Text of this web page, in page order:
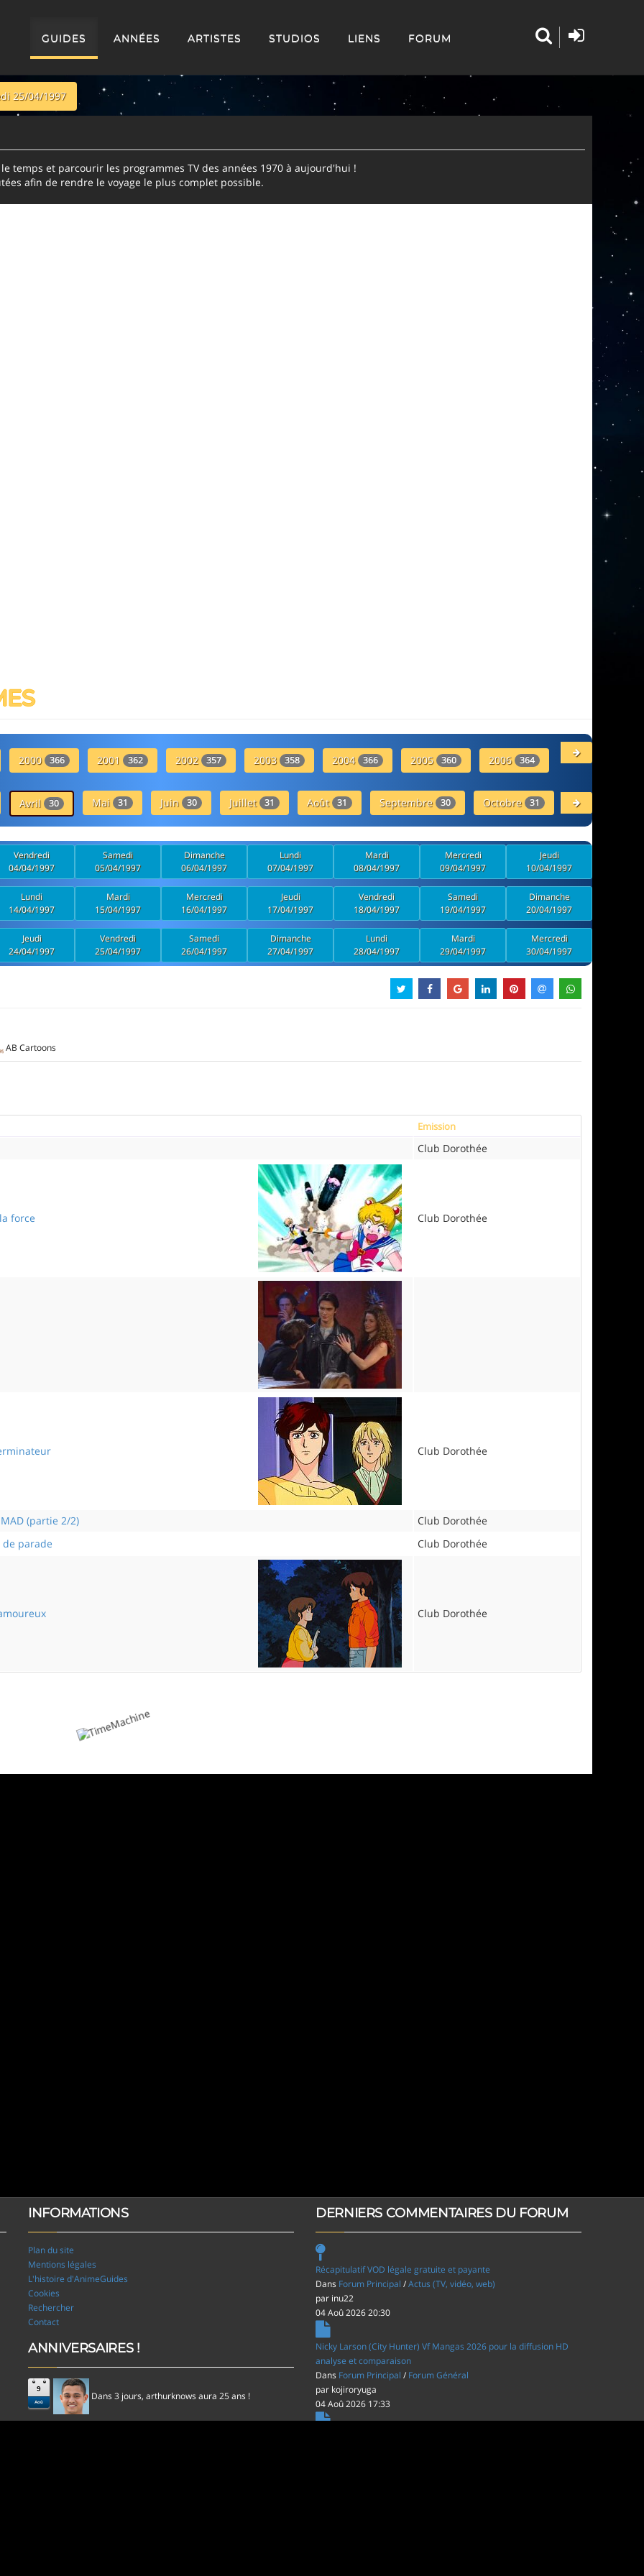
GUIDES ANNÉES ARTISTES STUDIOS LIENS FORUM
25/04/1997
temps et parcourir les programmes TV des années 1970 à aujourd'hui !
afin de rendre le voyage le plus complet possible.
2000 366 2001 362 2002 357 2003 358 2004 366 2005 360 2006 364 2007
Avril 30 Mai 31 Juin 30 Juillet 31 Août 31 Septembre 30 Octobre 31 Novembre
Vendredi
04/04/1997
Samedi
05/04/1997
Dimanche
06/04/1997
Lundi
07/04/1997
Mardi
08/04/1997
Mercredi
09/04/1997
Jeudi
10/04/1997
Lundi
14/04/1997
Mardi
15/04/1997
Mercredi
16/04/1997
Jeudi
17/04/1997
Vendredi
18/04/1997
Samedi
19/04/1997
Dimanche
20/04/1997
Jeudi
24/04/1997
Vendredi
25/04/1997
Samedi
26/04/1997
Dimanche
27/04/1997
Lundi
28/04/1997
Mardi
29/04/1997
Mercredi
30/04/1997
AB Cartoons
Emission
Club Dorothée
force Club Dorothée
Club Dorothée
(partie 2/2)
Club Dorothée
de parade Club Dorothée
Club Dorothée
INFORMATIONS
Plan du site
Mentions légales
L'histoire d'AnimeGuides
Cookies
Rechercher
Contact
ANNIVERSAIRES !
9
Aoû
Dans 3 jours, arthurknows aura 25 ans !
DERNIERS COMMENTAIRES DU FORUM
Récapitulatif VOD légale gratuite et payante
Dans Forum Principal /Actus (TV, vidéo, web)
par inu22
04 Aoû 2026 20:30
Nicky Larson (City Hunter) Vf Mangas 2026 pour la diffusion HD
analyse et comparaison
Dans Forum Principal / Forum Général
par kojiroryuga
04 Aoû 2026 17:33